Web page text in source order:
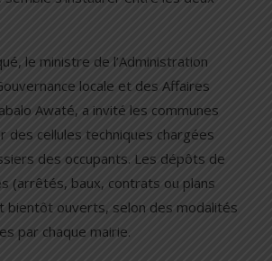
le ministre de l’Administration
locale et des Affaires
Awaté, a invité les communes
des cellules techniques chargées
des occupants. Les dépôts de
(arrêtés, baux, contrats ou plans
bientôt ouverts, selon des modalités
par chaque mairie.